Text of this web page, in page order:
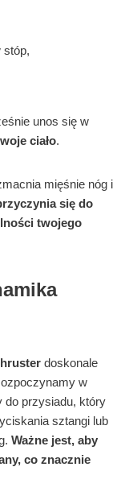
stóp,
unos się w
ciało.
mięśnie nóg i
się do
twojego
doskonale
w
do przysiadu, który
sztangi lub
Ważne jest, aby
co znacznie